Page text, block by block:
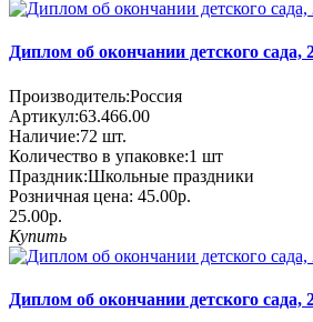
Диплом об окончании детского сада,
Производитель:Россия
Артикул:63.466.00
Наличие:72 шт.
Количество в упаковке:1 шт
Праздник:Школьные праздники
Розничная цена: 45.00р.
25.00р.
Купить
Диплом об окончании детского сада,